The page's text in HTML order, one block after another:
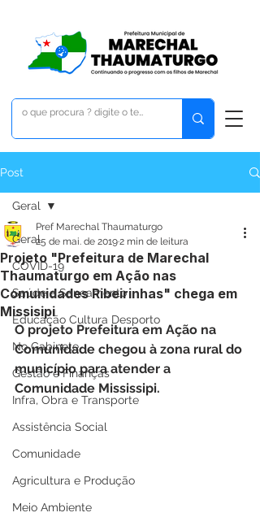
Post
Geral
COVID-19
Saúde e Saneamento
Educação Cultura Desporto
No Gabinete
Gestão e Finanças
Infra, Obra e Transporte
Assistência Social
Comunidade
Agricultura e Produção
Meio Ambiente
Geral
Projeto "Prefeitura de Marechal
Thaumaturgo em Ação nas
Comunidades Ribeirinhas" chega em
Missisipi
Pref Marechal Thaumaturgo
25 de mai. de 20192 min de leitura
O projeto Prefeitura em Ação na
Comunidade chegou à zona rural do
município para atender a
Comunidade Mississipi.